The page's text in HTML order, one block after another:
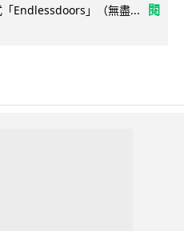
Endlessdoors」（無盡...
閱